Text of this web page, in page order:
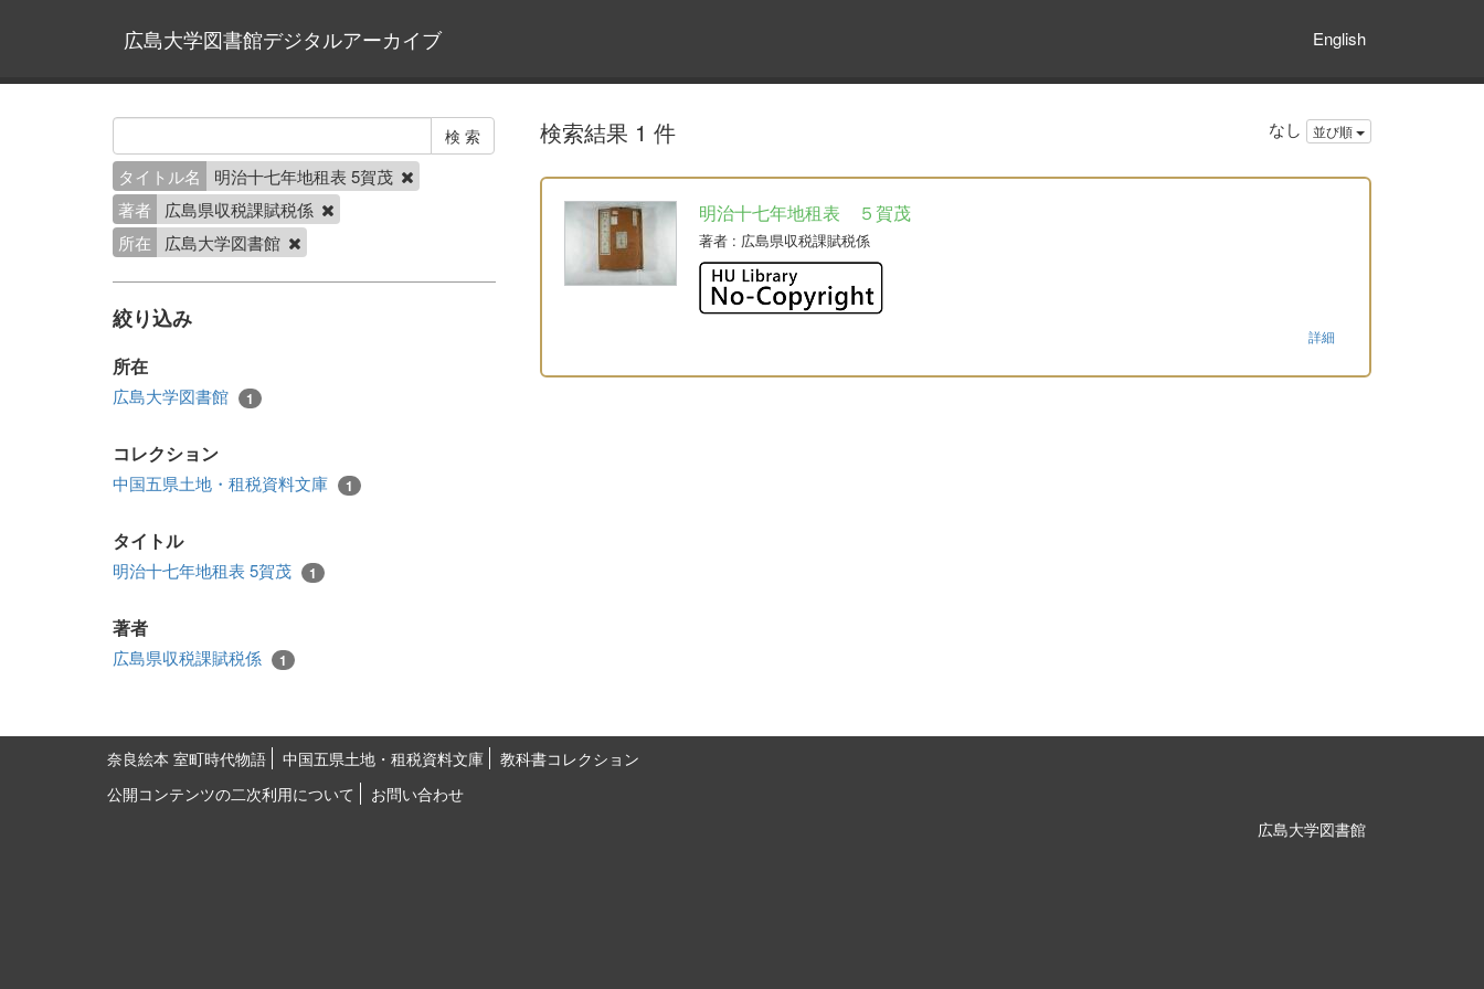
広島大学図書館デジタルアーカイブ English
タイトル名
明治十七年地租表 5賀茂
著者
広島県収税課賦税係
所在
広島大学図書館
絞り込み
所在
広島大学図書館 1
コレクション
中国五県土地・租税資料文庫 1
タイトル
明治十七年地租表 5賀茂 1
著者
広島県収税課賦税係 1
検索結果 1 件 なし 並び順
明治十七年地租表 ５賀茂
著者: 広島県収税課賦税係
詳細
奈良絵本 室町時代物語 中国五県土地・租税資料文庫
教科書コレクション
公開コンテンツの二次利用について
お問い合わせ
広島大学図書館